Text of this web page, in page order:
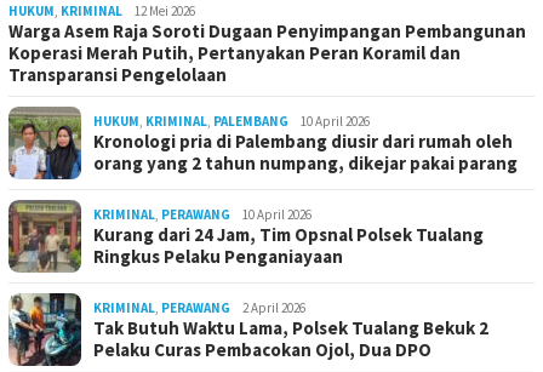
HUKUM, KRIMINAL 12 Mei 2026
Warga Asem Raja Soroti Dugaan Penyimpangan Pembangunan
Koperasi Merah Putih, Pertanyakan Peran Koramil dan
Transparansi Pengelolaan
HUKUM, KRIMINAL, PALEMBANG 10 April 2026
Kronologi pria di Palembang diusir dari rumah oleh
orang yang 2 tahun numpang, dikejar pakai parang
KRIMINAL, PERAWANG 10 April 2026
Kurang dari 24 Jam, Tim Opsnal Polsek Tualang
Ringkus Pelaku Penganiayaan
KRIMINAL, PERAWANG 2 April 2026
Tak Butuh Waktu Lama, Polsek Tualang Bekuk 2
Pelaku Curas Pembacokan Ojol, Dua DPO